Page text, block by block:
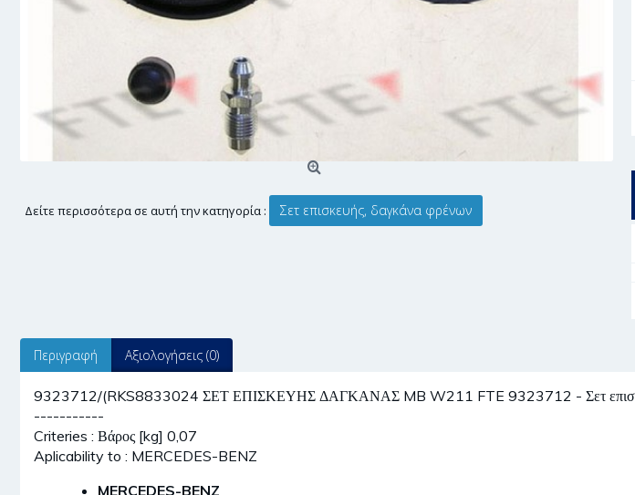
Δείτε περισσότερα σε αυτή την κατηγορία : Σετ επισκευής, δαγκάνα φρένων
Περιγραφή Αξιολογήσεις (0)
9323712/(RKS8833024 ΣΕΤ ΕΠΙΣΚΕΥΗΣ ΔΑΓΚΑΝΑΣ MB W211 FTE 9323712 - Σετ
-----------
Criteries : Βάρος [kg] 0,07
Aplicability to : MERCEDES-BENZ
MERCEDES-BENZ